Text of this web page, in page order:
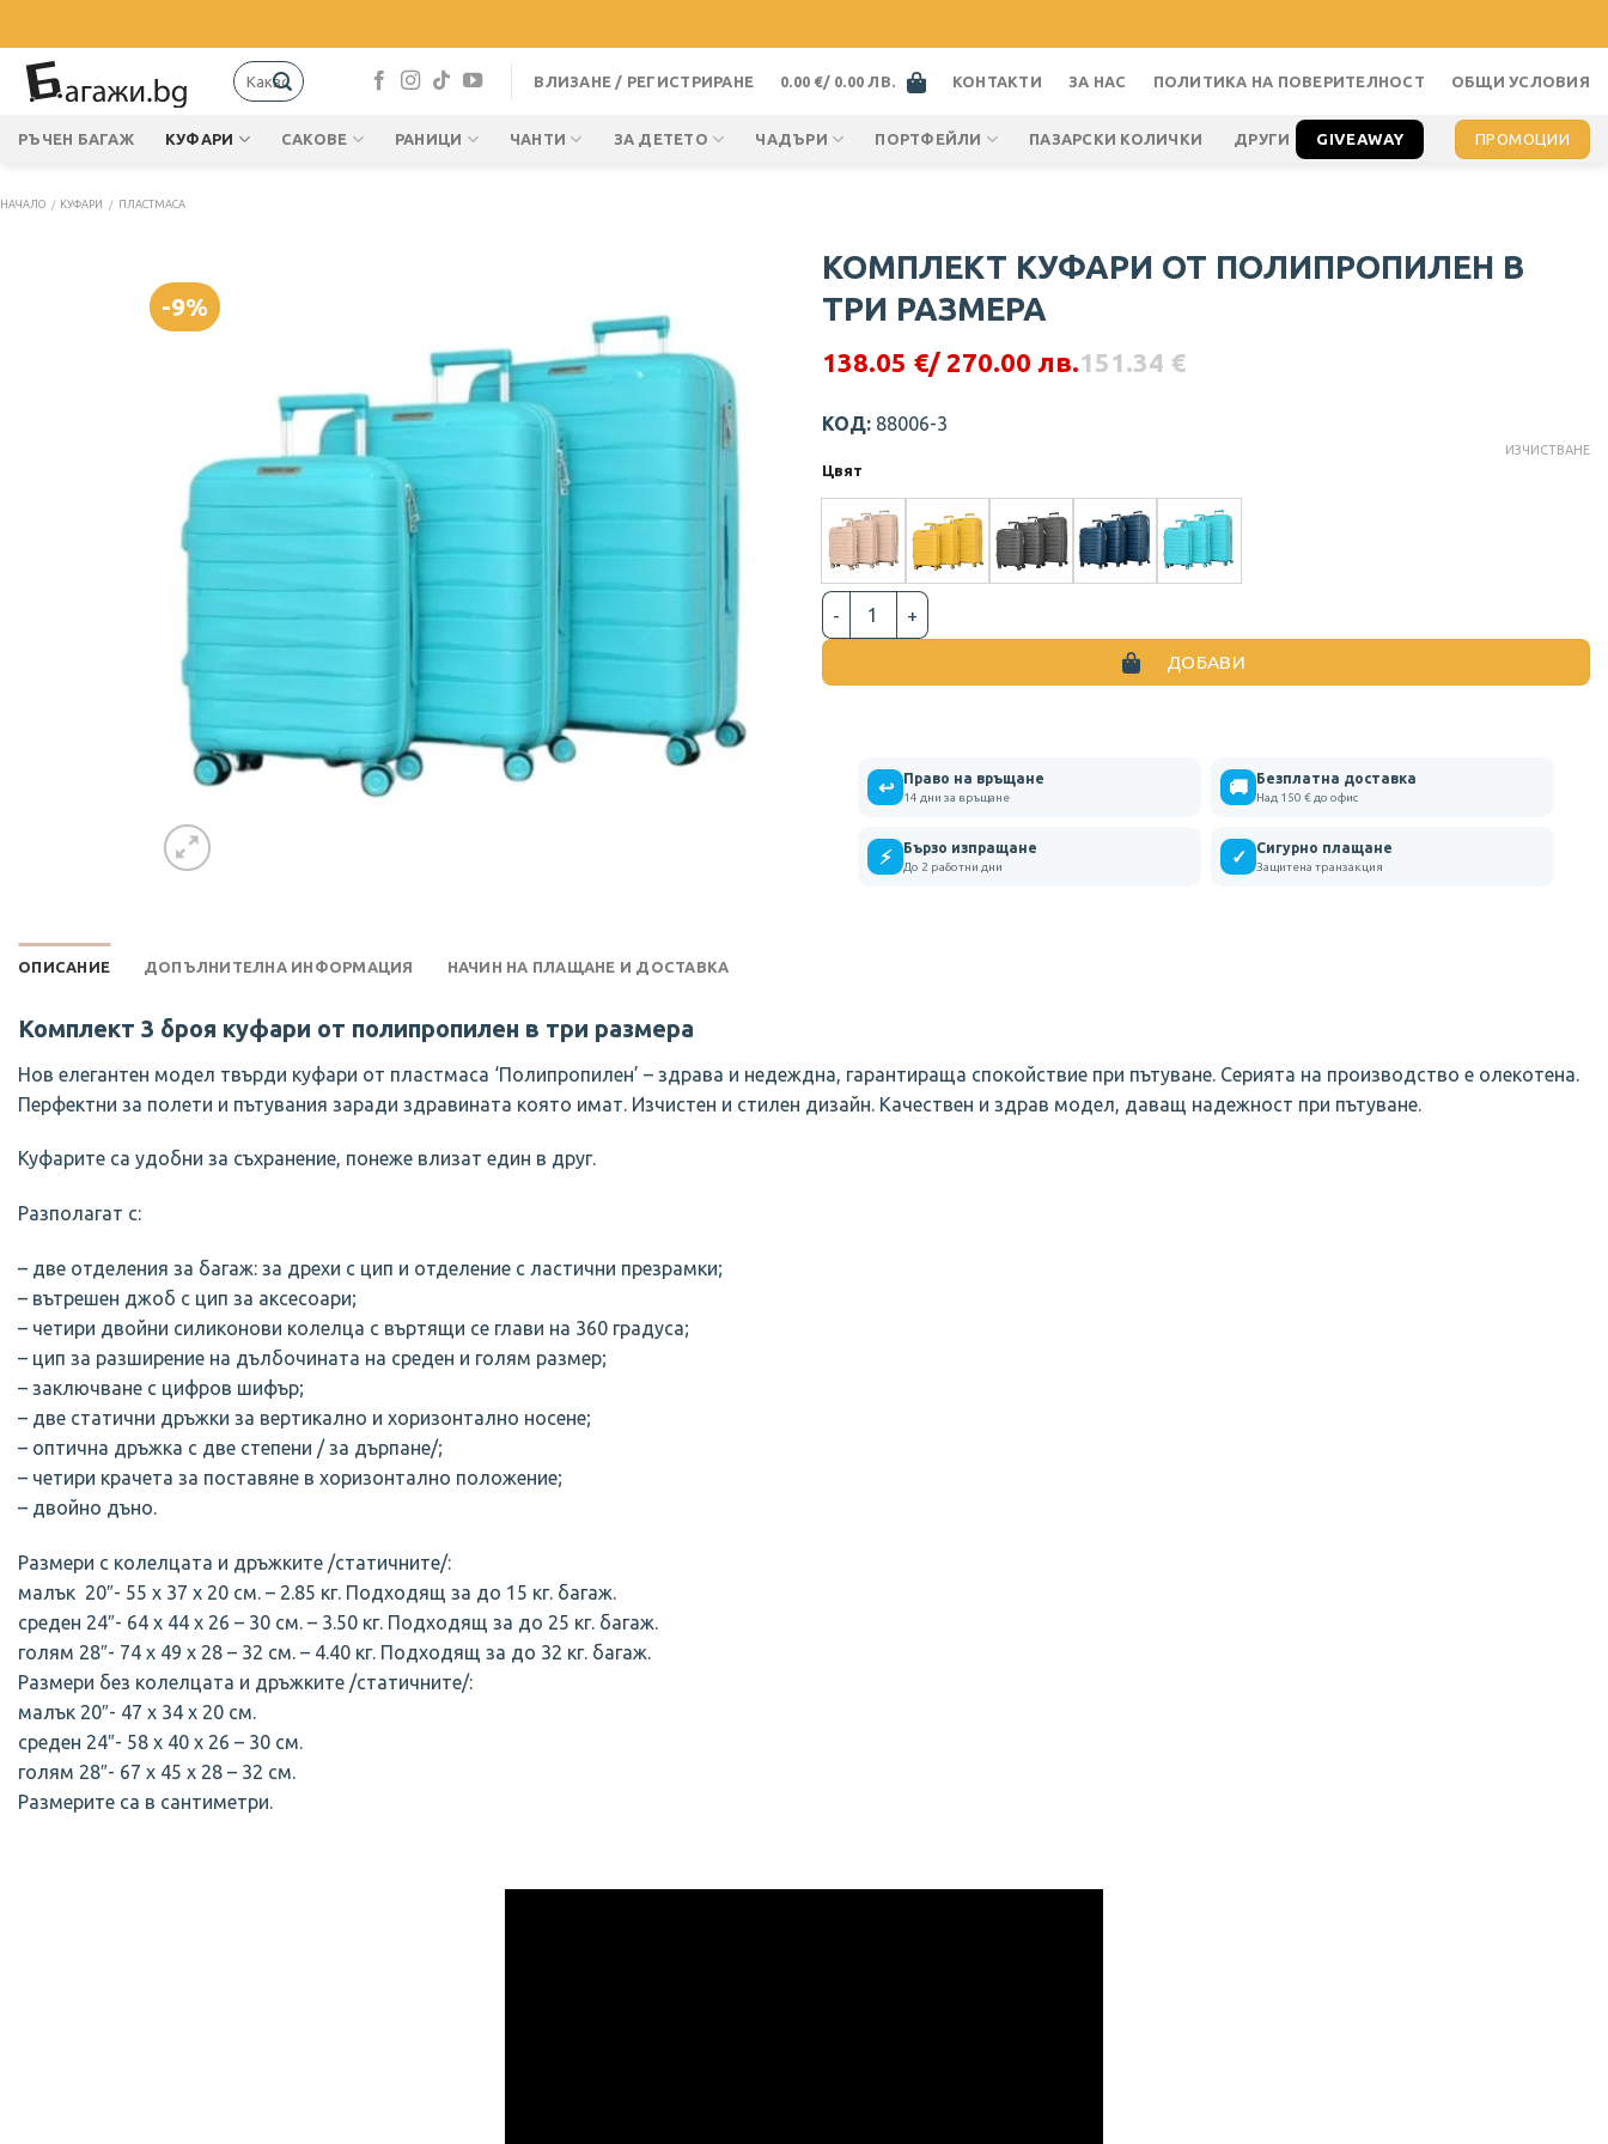
to
content
Търсене
за:
ВЛИЗАНЕ / РЕГИСТРИРАНЕ 0.00 €/ 0.00 ЛВ. КОНТАКТИ ЗА НАС ПОЛИТИКА НА ПОВЕРИТЕЛНОСТ ОБЩИ УСЛОВИЯ
РЪЧЕН БАГАЖ КУФАРИ САКОВЕ РАНИЦИ ЧАНТИ ЗА ДЕТЕТО ЧАДЪРИ ПОРТФЕЙЛИ ПАЗАРСКИ КОЛИЧКИ ДРУГИ GIVEAWAY ПРОМОЦИИ
НАЧАЛО / КУФАРИ / ПЛАСТМАСА
-9%
КОМПЛЕКТ КУФАРИ ОТ ПОЛИПРОПИЛЕН В
ТРИ РАЗМЕРА
151.34 €
Original
was:
138.05 €
Текущата
е:
/ 270.00 лв.
КОД: 88006-3
Цвят
ИЗЧИСТВАНЕ
количество за КОМПЛЕКТ КУФАРИ ОТ ПОЛИПРОПИЛЕН В ТРИ РАЗМЕРА
ДОБАВИ
↩ Право на връщане
14 дни за връщане 🚚 Безплатна доставка
Над 150 € до офис
⚡ Бързо изпращане
До 2 работни дни ✓ Сигурно плащане
Защитена транзакция
ОПИСАНИЕ ДОПЪЛНИТЕЛНА ИНФОРМАЦИЯ НАЧИН НА ПЛАЩАНЕ И ДОСТАВКА
Комплект 3 броя куфари от полипропилен в три размера
Нов елегантен модел твърди куфари от пластмаса ‘Полипропилен’ – здрава и недеждна, гарантираща спокойствие при пътуване. Серията на производство е олекотена.
Перфектни за полети и пътувания заради здравината която имат. Изчистен и стилен дизайн. Качествен и здрав модел, даващ надежност при пътуване.
Куфарите са удобни за съхранение, понеже влизат един в друг.
Разполагат с:
– две отделения за багаж: за дрехи с цип и отделение с ластични презрамки;
– вътрешен джоб с цип за аксесоари;
– четири двойни силиконови колелца с въртящи се глави нa 360 градуса;
– цип за разширение на дълбочината на среден и голям размер;
– заключване с цифров шифър;
– две статични дръжки за вертикално и хоризонтално носене;
– оптична дръжка с две степени / за дърпане/;
– четири крачета за поставяне в хоризонтално положение;
– двойно дъно.
Размери с колелцата и дръжките /статичните/:
малък 20″- 55 х 37 х 20 см. – 2.85 кг. Подходящ за до 15 кг. багаж.
среден 24″- 64 х 44 х 26 – 30 см. – 3.50 кг. Подходящ за до 25 кг. багаж.
голям 28″- 74 х 49 х 28 – 32 см. – 4.40 кг. Подходящ за до 32 кг. багаж.
Размери без колелцата и дръжките /статичните/:
малък 20″- 47 х 34 х 20 см.
среден 24″- 58 х 40 х 26 – 30 см.
голям 28″- 67 х 45 х 28 – 32 см.
Размерите са в сантиметри.